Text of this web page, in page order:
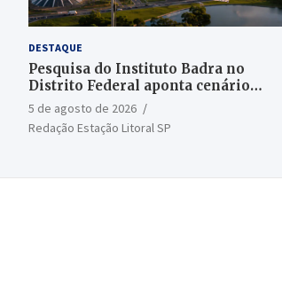
DESTAQUE
Pesquisa do Instituto Badra no
Distrito Federal aponta cenário
aberto para o Senado
5 de agosto de 2026
Redação Estação Litoral SP